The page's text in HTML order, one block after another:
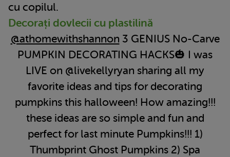
cu copilul.
Decorați dovlecii cu plastilină
@athomewithshannon 3 GENIUS No-Carve
PUMPKIN DECORATING HACKS🎃 I was
LIVE on @livekellyryan sharing all my
favorite ideas and tips for decorating
pumpkins this halloween! How amazing!!!
these ideas are so simple and fun and
perfect for last minute Pumpkins!!! 1)
Thumbprint Ghost Pumpkins 2) Spa